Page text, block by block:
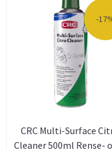
-
CRC Multi-Surface
Cleaner 500ml Rense-